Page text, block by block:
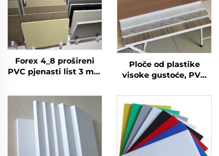
Forex 4_8 prošireni
PVC pjenasti list 3 mm
pjenasta ploča
Ploče od plastike
visoke gustoće, PVC
pjenasta ploča za
kuhinjske ormariće